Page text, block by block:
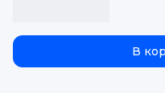
В